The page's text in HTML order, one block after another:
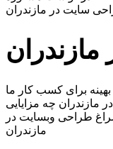
سایت در مازندران
برای کسب کار ما
مازندران چه مزایایی
طراحی وبسایت در
مازندران